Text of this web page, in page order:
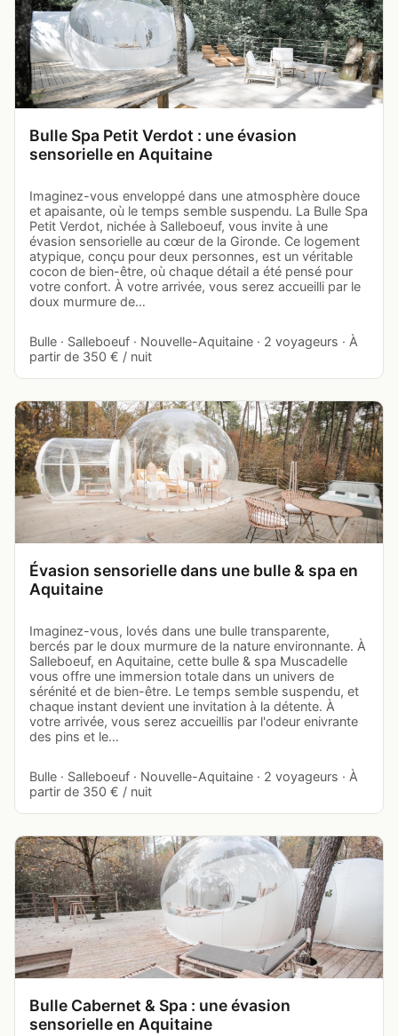
Bulle Spa Petit Verdot : une évasion
sensorielle en Aquitaine
Imaginez-vous enveloppé dans une atmosphère douce
et apaisante, où le temps semble suspendu. La Bulle Spa
Petit Verdot, nichée à Salleboeuf, vous invite à une
évasion sensorielle au cœur de la Gironde. Ce logement
atypique, conçu pour deux personnes, est un véritable
cocon de bien-être, où chaque détail a été pensé pour
votre confort. À votre arrivée, vous serez accueilli par le
doux murmure de…
Bulle · Salleboeuf · Nouvelle-Aquitaine · 2 voyageurs · À
partir de 350 € / nuit
Évasion sensorielle dans une bulle & spa en
Aquitaine
Imaginez-vous, lovés dans une bulle transparente,
bercés par le doux murmure de la nature environnante. À
Salleboeuf, en Aquitaine, cette bulle & spa Muscadelle
vous offre une immersion totale dans un univers de
sérénité et de bien-être. Le temps semble suspendu, et
chaque instant devient une invitation à la détente. À
votre arrivée, vous serez accueillis par l'odeur enivrante
des pins et le…
Bulle · Salleboeuf · Nouvelle-Aquitaine · 2 voyageurs · À
partir de 350 € / nuit
Bulle Cabernet & Spa : une évasion
sensorielle en Aquitaine